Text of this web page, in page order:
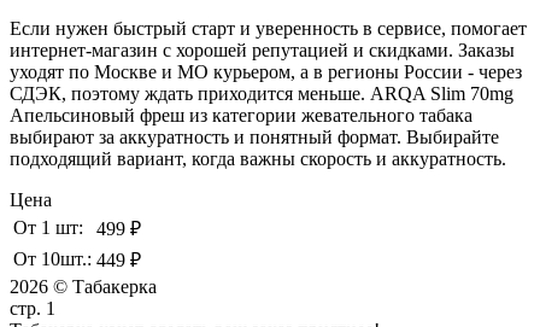
Если нужен быстрый старт и уверенность в сервисе, помогает
интернет-магазин с хорошей репутацией и скидками. Заказы
уходят по Москве и МО курьером, а в регионы России - через
СДЭК, поэтому ждать приходится меньше. ARQA Slim 70mg
Апельсиновый фреш из категории жевательного табака
выбирают за аккуратность и понятный формат. Выбирайте
подходящий вариант, когда важны скорость и аккуратность.
Цена
От 1 шт:
499 ₽
От 10шт.: 449 ₽
2026 © Табакерка
стр. 1